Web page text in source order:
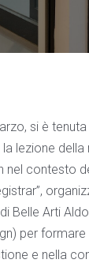
si è tenuta
la lezione
nel contesto
Belle Arti
per
e nella